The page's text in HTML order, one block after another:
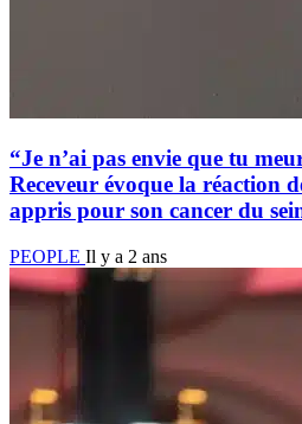
“Je n’ai pas envie que tu
Receveur évoque la réaction
appris pour son cancer du
PEOPLE Il y a 2 ans